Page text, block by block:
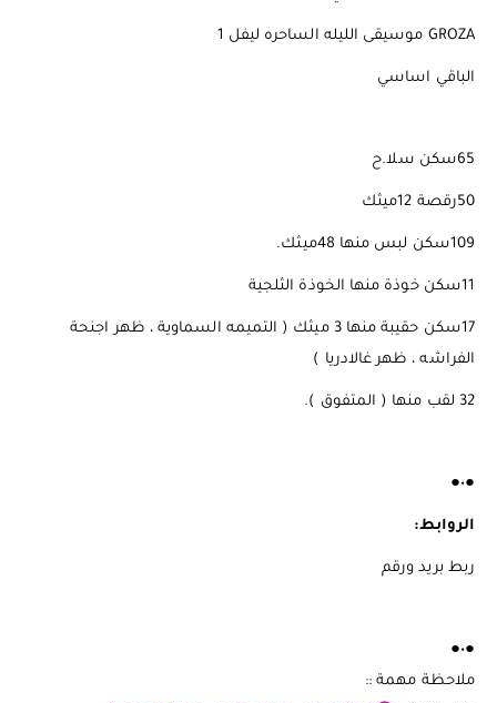
GROZA موسيقى الليله الساحره ليفل 1
الباقي اساسي
65سكن سلا.ح
50رقصة 12ميثك
109سكن لبس منها 48ميثك.
11سكن خوذة منها الخوذة الثلجية
17سكن حقيبة منها 3 ميثك ( التميمه السماوية ، ظهر اجنحة
الفراشه ، ظهر غالادريا )
32 لقب منها ( المتفوق ).
●•●
الروابط:
ربط بريد ورقم
●•●
ملاحظة مهمة ::